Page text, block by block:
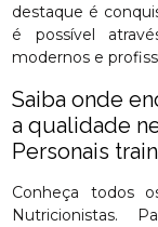
destaque é
é possível
modernos e
Saiba onde
a qualidade
Personais
Conheça todos
Nutricionistas.